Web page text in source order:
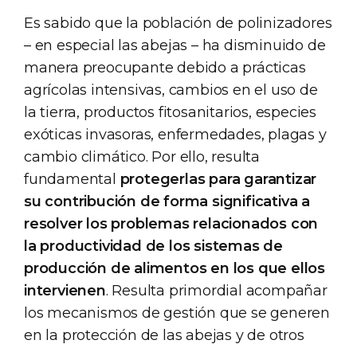
Es sabido que la población de polinizadores
– en especial las abejas – ha disminuido de
manera preocupante debido a prácticas
agrícolas intensivas, cambios en el uso de
la tierra, productos fitosanitarios, especies
exóticas invasoras, enfermedades, plagas y
cambio climático. Por ello, resulta
fundamental protegerlas para garantizar
su contribución de forma significativa a
resolver los problemas relacionados con
la productividad de los sistemas de
producción de alimentos en los que ellos
intervienen. Resulta primordial acompañar
los mecanismos de gestión que se generen
en la protección de las abejas y de otros